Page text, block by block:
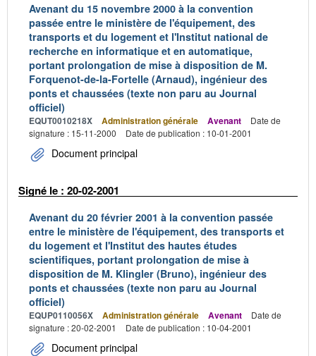
Avenant du 15 novembre 2000 à la convention
passée entre le ministère de l'équipement, des
transports et du logement et l'Institut national de
recherche en informatique et en automatique,
portant prolongation de mise à disposition de M.
Forquenot-de-la-Fortelle (Arnaud), ingénieur des
ponts et chaussées (texte non paru au Journal
officiel)
EQUT0010218X Administration générale Avenant
Date de
signature : 15-11-2000
Date de publication : 10-01-2001
Document principal
Signé le : 20-02-2001
Avenant du 20 février 2001 à la convention passée
entre le ministère de l'équipement, des transports et
du logement et l'Institut des hautes études
scientifiques, portant prolongation de mise à
disposition de M. Klingler (Bruno), ingénieur des
ponts et chaussées (texte non paru au Journal
officiel)
EQUP0110056X Administration générale Avenant
Date de
signature : 20-02-2001
Date de publication : 10-04-2001
Document principal